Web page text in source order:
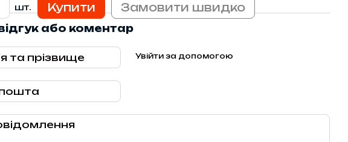
шт. Купити Замовити швидко
або коментар
Увійти за допомогою